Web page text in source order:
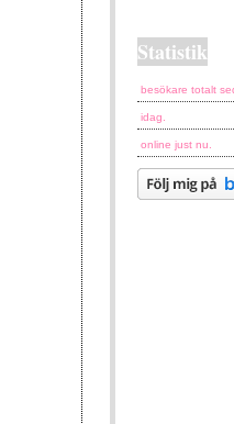
Statistik
besökare totalt
idag.
online just nu.